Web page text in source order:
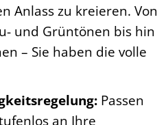
Anlass zu kreieren. Von
und Grüntönen bis hin
– Sie haben die volle
Passen
an Ihre